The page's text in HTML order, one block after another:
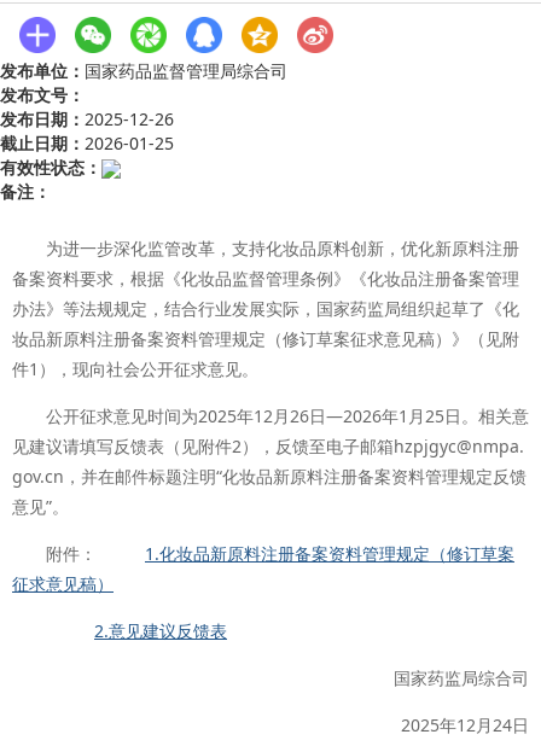
发布单位： 国家药品监督管理局综合司
发布文号：
发布日期： 2025-12-26
截止日期： 2026-01-25
有效性状态：
备注：
为进一步深化监管改革，支持化妆品原料创新，优化新原料注册
备案资料要求，根据《化妆品监督管理条例》《化妆品注册备案管理
办法》等法规规定，结合行业发展实际，国家药监局组织起草了《化
妆品新原料注册备案资料管理规定（修订草案征求意见稿）》（见附
件1），现向社会公开征求意见。
公开征求意见时间为2025年12月26日—2026年1月25日。相关意
见建议请填写反馈表（见附件2），反馈至电子邮箱hzpjgyc@nmpa.
gov.cn，并在邮件标题注明“化妆品新原料注册备案资料管理规定反馈
意见”。
附件：
1.化妆品新原料注册备案资料管理规定（修订草案
征求意见稿）
2.意见建议反馈表
国家药监局综合司
2025年12月24日